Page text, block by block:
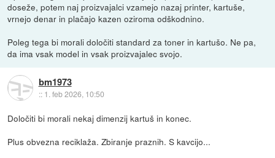
doseže, potem naj proizvajalci vzamejo nazaj printer, kartuše,
vrnejo denar in plačajo kazen oziroma odškodnino.
Poleg tega bi morali določiti standard za toner in kartušo. Ne pa,
da ima vsak model in vsak proizvajalec svojo.
bm1973
:: 1. feb 2026, 10:50
Določiti bi morali nekaj dimenzij kartuš in konec.
Plus obvezna reciklaža. Zbiranje praznih. S kavcijo...